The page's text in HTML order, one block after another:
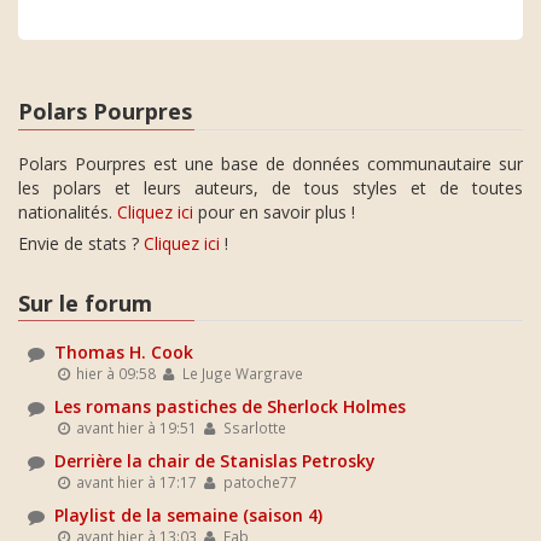
Polars Pourpres
Polars Pourpres est une base de données communautaire sur
les polars et leurs auteurs, de tous styles et de toutes
nationalités. Cliquez ici pour en savoir plus !
Envie de stats ? Cliquez ici !
Sur le forum
Thomas H. Cook
hier à 09:58 Le Juge Wargrave
Les romans pastiches de Sherlock Holmes
avant hier à 19:51 Ssarlotte
Derrière la chair de Stanislas Petrosky
avant hier à 17:17 patoche77
Playlist de la semaine (saison 4)
avant hier à 13:03 Fab